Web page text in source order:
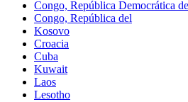
Congo, República Democrática
Congo, República del
Kosovo
Croacia
Cuba
Kuwait
Laos
Lesotho